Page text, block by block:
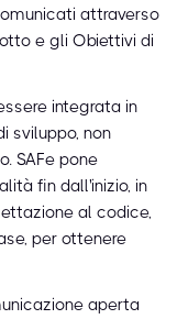
attraverso
e gli Obiettivi di
integrata in
sviluppo, non
SAFe pone
fin dall'inizio, in
al codice,
per ottenere
aperta